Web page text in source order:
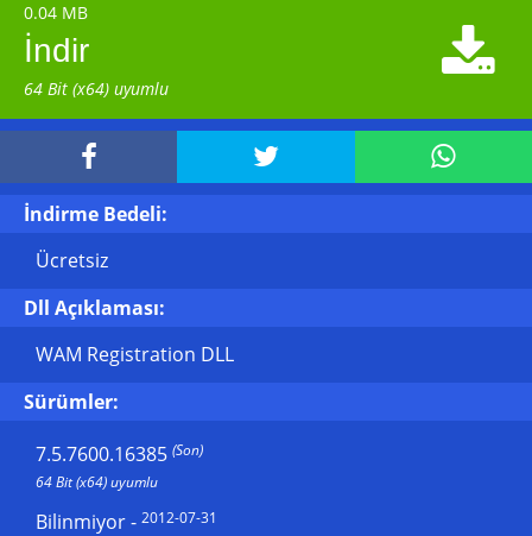
0.04 MB
İndir
64 Bit (x64) uyumlu

  
İndirme Bedeli:
Ücretsiz
Dll Açıklaması:
WAM Registration DLL
Sürümler:
7.5.7600.16385 (Son)
64 Bit (x64) uyumlu
Bilinmiyor- 2012-07-31